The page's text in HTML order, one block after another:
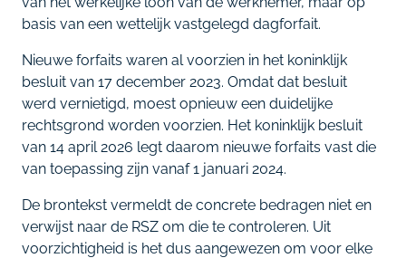
basis van een wettelijk vastgelegd dagforfait.
Nieuwe forfaits waren al voorzien in het koninklijk
besluit van 17 december 2023. Omdat dat besluit
werd vernietigd, moest opnieuw een duidelijke
rechtsgrond worden voorzien. Het koninklijk besluit
van 14 april 2026 legt daarom nieuwe forfaits vast die
van toepassing zijn vanaf 1 januari 2024.
De brontekst vermeldt de concrete bedragen niet en
verwijst naar de RSZ om die te controleren. Uit
voorzichtigheid is het dus aangewezen om voor elke